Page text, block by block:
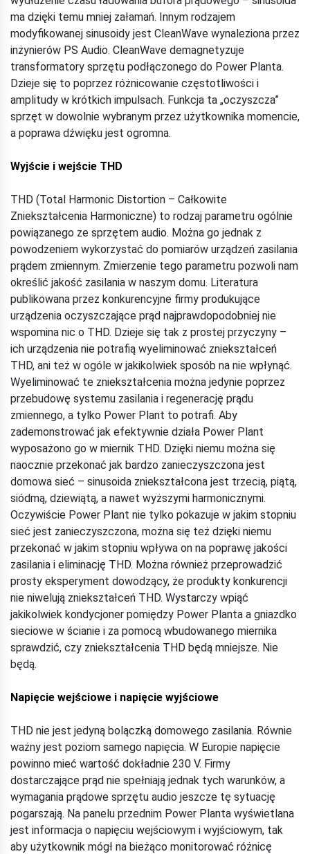
ma dzięki temu mniej załamań. Innym rodzajem
modyfikowanej sinusoidy jest CleanWave wynaleziona przez
inżynierów PS Audio. CleanWave demagnetyzuje
transformatory sprzętu podłączonego do Power Planta.
Dzieje się to poprzez różnicowanie częstotliwości i
amplitudy w krótkich impulsach. Funkcja ta „oczyszcza”
sprzęt w dowolnie wybranym przez użytkownika momencie,
a poprawa dźwięku jest ogromna.
Wyjście i wejście THD
THD (Total Harmonic Distortion – Całkowite
Zniekształcenia Harmoniczne) to rodzaj parametru ogólnie
powiązanego ze sprzętem audio. Można go jednak z
powodzeniem wykorzystać do pomiarów urządzeń zasilania
prądem zmiennym. Zmierzenie tego parametru pozwoli nam
określić jakość zasilania w naszym domu. Literatura
publikowana przez konkurencyjne firmy produkujące
urządzenia oczyszczające prąd najprawdopodobniej nie
wspomina nic o THD. Dzieje się tak z prostej przyczyny –
ich urządzenia nie potrafią wyeliminować zniekształceń
THD, ani też w ogóle w jakikolwiek sposób na nie wpłynąć.
Wyeliminować te zniekształcenia można jedynie poprzez
przebudowę systemu zasilania i regenerację prądu
zmiennego, a tylko Power Plant to potrafi. Aby
zademonstrować jak efektywnie działa Power Plant
wyposażono go w miernik THD. Dzięki niemu można się
naocznie przekonać jak bardzo zanieczyszczona jest
domowa sieć – sinusoida zniekształcona jest trzecią, piątą,
siódmą, dziewiątą, a nawet wyższymi harmonicznymi.
Oczywiście Power Plant nie tylko pokazuje w jakim stopniu
sieć jest zanieczyszczona, można się też dzięki niemu
przekonać w jakim stopniu wpływa on na poprawę jakości
zasilania i eliminację THD. Można również przeprowadzić
prosty eksperyment dowodzący, że produkty konkurencji
nie niwelują zniekształceń THD. Wystarczy wpiąć
jakikolwiek kondycjoner pomiędzy Power Planta a gniazdko
sieciowe w ścianie i za pomocą wbudowanego miernika
sprawdzić, czy zniekształcenia THD będą mniejsze. Nie
będą.
Napięcie wejściowe i napięcie wyjściowe
THD nie jest jedyną bolączką domowego zasilania. Równie
ważny jest poziom samego napięcia. W Europie napięcie
powinno mieć wartość dokładnie 230 V. Firmy
dostarczające prąd nie spełniają jednak tych warunków, a
wymagania prądowe sprzętu audio jeszcze tę sytuację
pogarszają. Na panelu przednim Power Planta wyświetlana
jest informacja o napięciu wejściowym i wyjściowym, tak
aby użytkownik mógł na bieżąco monitorować różnicę